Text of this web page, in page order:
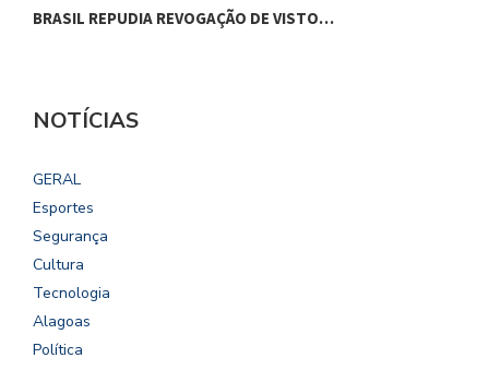
BRASIL REPUDIA REVOGAÇÃO DE VISTO…
NOTÍCIAS
GERAL
Esportes
Segurança
Cultura
Tecnologia
Alagoas
Política